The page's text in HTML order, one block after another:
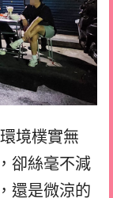
境樸實無
卻絲毫不減
還是微涼的